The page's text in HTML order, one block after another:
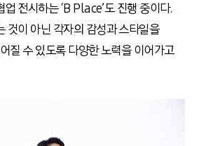
전시하는 ‘B Place’도 진행 중이다.
것이 아닌 각자의 감성과 스타일을
질 수 있도록 다양한 노력을 이어가고